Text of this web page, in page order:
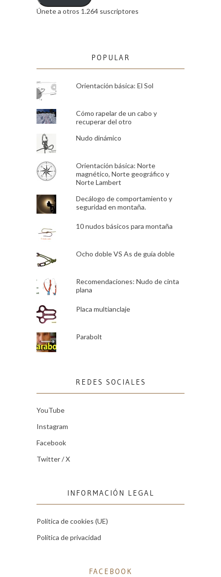
Únete a otros 1.264 suscriptores
POPULAR
Orientación básica: El Sol
Cómo rapelar de un cabo y
recuperar del otro
Nudo dinámico
Orientación básica: Norte
magnético, Norte geográfico y
Norte Lambert
Decálogo de comportamiento y
seguridad en montaña.
10 nudos básicos para montaña
Ocho doble VS As de guía doble
Recomendaciones: Nudo de cinta
plana
Placa multianclaje
Parabolt
REDES SOCIALES
YouTube
Instagram
Facebook
Twitter / X
INFORMACIÓN LEGAL
Política de cookies (UE)
Política de privacidad
FACEBOOK